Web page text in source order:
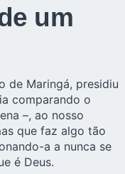
um
de Maringá, presidiu
comparando o
–, ao nosso
que faz algo tão
a a nunca se
é Deus.